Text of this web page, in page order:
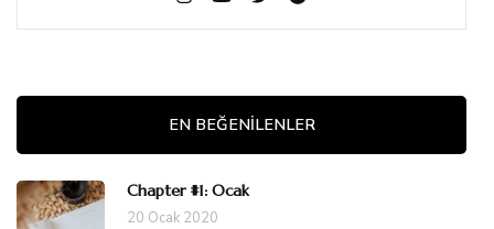
EN BEĞENILENLER
Chapter #1: Ocak
20 Ocak 2020